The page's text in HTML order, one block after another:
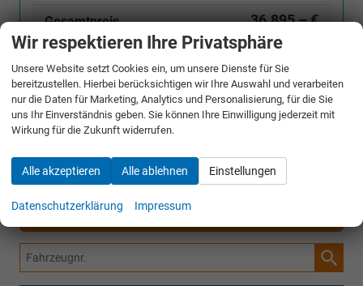
Gesamtpreis 36.895,– €
incl. 19% MwSt. und den Kosten für Überführung und Kfz-Brief
Bestellunterlagen anfordern
Angebot anfordern
Merken
Jetzt anrufen
Fahrzeugnr.
Wir respektieren Ihre Privatsphäre
Unsere Website setzt Cookies ein, um unsere Dienste für Sie
bereitzustellen. Hierbei berücksichtigen wir Ihre Auswahl und verarbeiten
nur die Daten für Marketing, Analytics und Personalisierung, für die Sie
uns Ihr Einverständnis geben. Sie können Ihre Einwilligung jederzeit mit
Wirkung für die Zukunft widerrufen.
Alle akzeptieren Alle ablehnen Einstellungen
Datenschutzerklärung Impressum